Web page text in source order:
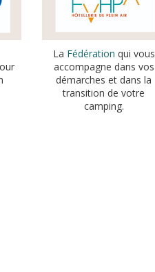
La Fédération qui vous
accompagne dans vos
démarches et dans la
transition de votre
camping.